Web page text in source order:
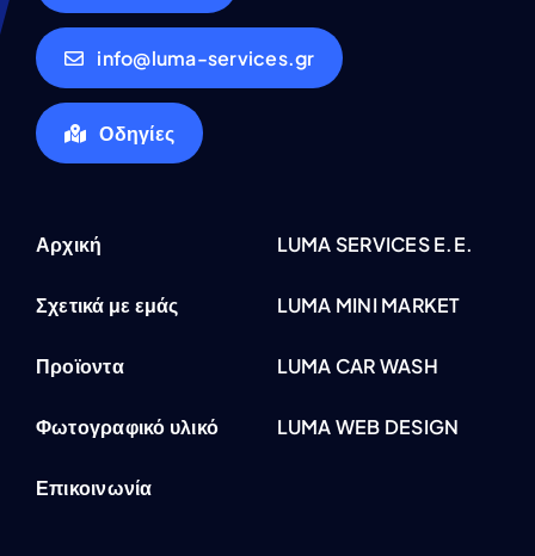
info@luma-services.gr
Οδηγίες
Αρχική
Σχετικά με εμάς
Προϊοντα
Φωτογραφικό υλικό
Επικοινωνία
LUMA SERVICES E.E.
LUMA MINI MARKET
LUMA CAR WASH
LUMA WEB DESIGN